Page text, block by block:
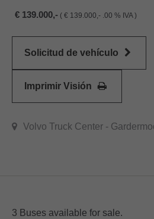
139.000,- ( 139.000,- .00 % IVA )
Solicitud de vehículo
Imprimir Visión
Volvo Truck Center -
3 Buses available for sale.